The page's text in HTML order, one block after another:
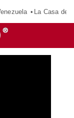
La Casa de